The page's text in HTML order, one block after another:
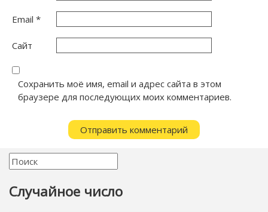
Email *
Сайт
Сохранить моё имя, email и адрес сайта в этом
браузере для последующих моих комментариев.
Случайное число